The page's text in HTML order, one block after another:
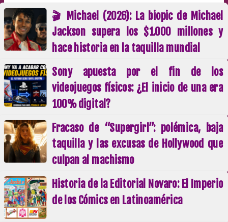
🎬 Michael (2026): La biopic de Michael
Jackson supera los $1.000 millones y
hace historia en la taquilla mundial
Sony apuesta por el fin de los
videojuegos físicos: ¿El inicio de una era
100% digital?
Fracaso de “Supergirl”: polémica, baja
taquilla y las excusas de Hollywood que
culpan al machismo
Historia de la Editorial Novaro: El Imperio
de los Cómics en Latinoamérica